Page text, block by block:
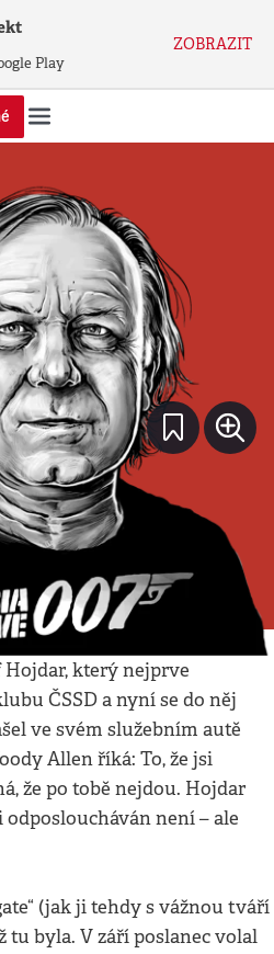
Play
ZOBRAZIT
Hojdar, který nejprve
ČSSD a nyní se do něj
ve svém služebním autě
Allen říká: To, že jsi
že po tobě nejdou. Hojdar
není – ale
(jak ji tehdy s vážnou tváří
tu byla. V září poslanec volal